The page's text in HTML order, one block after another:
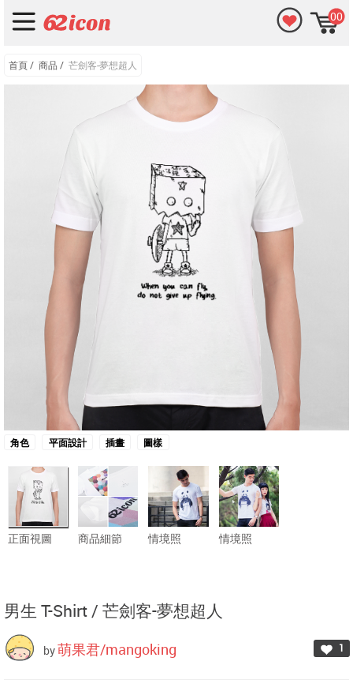
00
首頁/ 商品 / 芒劍客-夢想超人
角色 平面設計 插畫 圖樣
正面視圖 商品細節 情境照 情境照
男生 T-Shirt / 芒劍客-夢想超人
1
by萌果君/mangoking